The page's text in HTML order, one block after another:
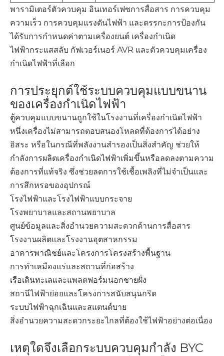
พารามิเตอร์ตัวควบคุม อินเทอร์เฟซการสื่อสาร การควบคุม
ความเร็ว การควบคุมแรงดันไฟฟ้า และตรรกะการป้องกัน
ได้รับการกำหนดค่าตามเครื่องยนต์ เครื่องกำเนิด
ไฟฟ้ากระแสสลับ กัฟเวอร์เนอร์ AVR และตัวควบคุมเครื่อง
กำเนิดไฟฟ้าที่เลือก
การประยุกต์ใช้ระบบควบคุมแบบขนาน
ของเครื่องกำเนิดไฟฟ้า
ตู้ควบคุมแบบขนานถูกใช้ในโรงงานที่เครื่องกำเนิดไฟฟ้า
หนึ่งเครื่องไม่สามารถตอบสนองโหลดที่ต้องการได้อย่าง
อิสระ หรือในกรณีที่พลังงานสำรองเป็นสิ่งสำคัญ ช่วยให้
กำลังการผลิตเครื่องกำเนิดไฟฟ้าเพิ่มขึ้นหรือลดลงตามความ
ต้องการที่แท้จริง ซึ่งช่วยลดการใช้เชื้อเพลิงที่ไม่จำเป็นและ
การสึกหรอของอุปกรณ์
โรงไฟฟ้าและโรงไฟฟ้าแบบกระจาย
โรงพยาบาลและสถานพยาบาล
ศูนย์ข้อมูลและสิ่งอำนวยความสะดวกด้านการสื่อสาร
โรงงานผลิตและโรงงานอุตสาหกรรม
อาคารพาณิชย์และโครงการโครงสร้างพื้นฐาน
การทำเหมืองแร่และสถานที่ก่อสร้าง
เรือเดินทะเลและแพลตฟอร์มนอกชายฝั่ง
สถานีไฟฟ้าย่อยและโครงการสนับสนุนกริด
ระบบไฟฟ้าฉุกเฉินและสแตนด์บาย
สิ่งอำนวยความสะดวกระยะไกลที่ต้องใช้ไฟฟ้าอย่างต่อเนื่อง
เหตุใดจึงเลือกระบบควบคุมกำลัง BYC